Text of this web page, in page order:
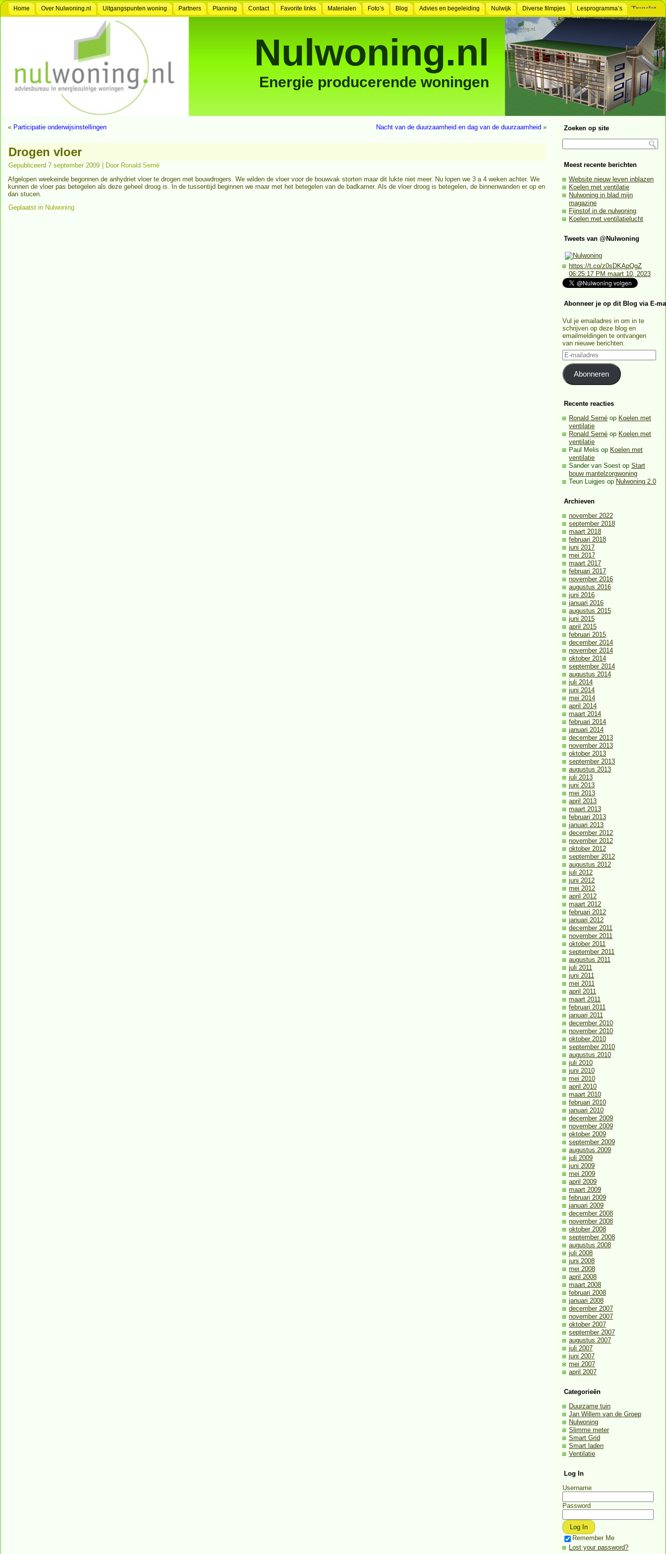
Home Over Nulwoning.nl Uitgangspunten woning Partners Planning Contact Favorite links Materialen Foto’s Blog Advies en begeleiding Nulwijk Diverse filmpjes Lesprogramma’s
Nulwoning.nl
Energie producerende woningen
« Participatie onderwijsinstellingen Nacht van de duurzaamheid en dag van de duurzaamheid »
Drogen vloer
Gepubliceerd 7 september 2009 Door Ronald Serné
Afgelopen weekeinde begonnen de anhydriet vloer te drogen met bouwdrogers. We wilden de vloer voor de bouwvak storten maar dit lukte niet meer. Nu lopen we 3 a 4 weken achter. We
kunnen de vloer pas betegelen als deze geheel droog is. In de tussentijd beginnen we maar met het betegelen van de badkamer. Als de vloer droog is betegelen, de binnenwanden er op en
dan stucen.
Geplaatst in Nulwoning
Zoeken op site
Meest recente berichten
Website nieuw leven inblazen
Koelen met ventilatie
Nulwoning in blad mijn
magazine
Fijnstof in de nulwoning
Koelen met ventilatielucht
Tweets van @Nulwoning
https://t.co/z0sDKApQgZ
06:25:17 PM maart 10, 2023
Abonneer je op dit Blog via E-
Vul je emailadres in om in te
schrijven op deze blog en
emailmeldingen te ontvangen
van nieuwe berichten.
E-
mailadres
Abonneren
Recente reacties
Ronald Serné op Koelen met
ventilatie
Ronald Serné op Koelen met
ventilatie
Paul Melis op Koelen met
ventilatie
Sander van Soest op Start
bouw mantelzorgwoning
Teun Luigjes op Nulwoning 2.0
Archieven
november 2022
september 2018
maart 2018
februari 2018
juni 2017
mei 2017
maart 2017
februari 2017
november 2016
augustus 2016
juni 2016
januari 2016
augustus 2015
juni 2015
april 2015
februari 2015
december 2014
november 2014
oktober 2014
september 2014
augustus 2014
juli 2014
juni 2014
mei 2014
april 2014
maart 2014
februari 2014
januari 2014
december 2013
november 2013
oktober 2013
september 2013
augustus 2013
juli 2013
juni 2013
mei 2013
april 2013
maart 2013
februari 2013
januari 2013
december 2012
november 2012
oktober 2012
september 2012
augustus 2012
juli 2012
juni 2012
mei 2012
april 2012
maart 2012
februari 2012
januari 2012
december 2011
november 2011
oktober 2011
september 2011
augustus 2011
juli 2011
juni 2011
mei 2011
april 2011
maart 2011
februari 2011
januari 2011
december 2010
november 2010
oktober 2010
september 2010
augustus 2010
juli 2010
juni 2010
mei 2010
april 2010
maart 2010
februari 2010
januari 2010
december 2009
november 2009
oktober 2009
september 2009
augustus 2009
juli 2009
juni 2009
mei 2009
april 2009
maart 2009
februari 2009
januari 2009
december 2008
november 2008
oktober 2008
september 2008
augustus 2008
juli 2008
juni 2008
mei 2008
april 2008
maart 2008
februari 2008
januari 2008
december 2007
november 2007
oktober 2007
september 2007
augustus 2007
juli 2007
juni 2007
mei 2007
april 2007
Categorieën
Duurzame tuin
Jan Willem van de Groep
Nulwoning
Slimme meter
Smart Grid
Smart laden
Ventilatie
Log In
Username
Password
Remember Me
Lost your password?